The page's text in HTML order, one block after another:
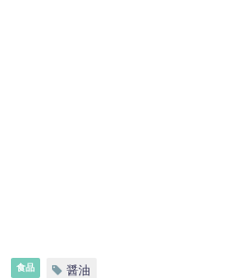
食品 醤油